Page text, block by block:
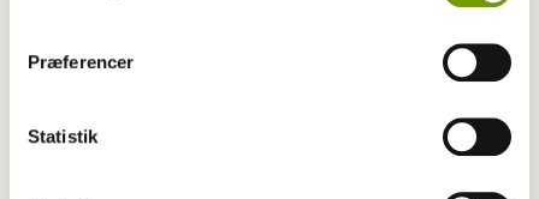
Præferencer
Statistik